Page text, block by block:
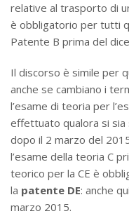
relative al trasporto di
è obbligatorio per tutti
Patente B prima del
Il discorso è simile per
anche se cambiano i
l’esame di teoria per
effettuato qualora si sia
dopo il 2 marzo del
l’esame della teoria C
teorico per la CE è
la patente DE: anche
marzo 2015.